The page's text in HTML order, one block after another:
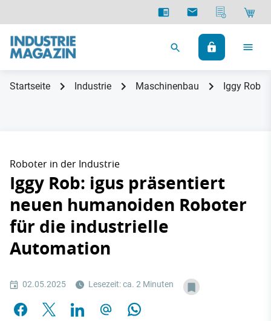
Startseite Industrie Maschinenbau Iggy Rob:
Roboter in der Industrie
Iggy Rob: igus präsentiert
neuen humanoiden Roboter
für die industrielle
Automation
02.05.2025 Lesezeit: ca. 2 Minuten